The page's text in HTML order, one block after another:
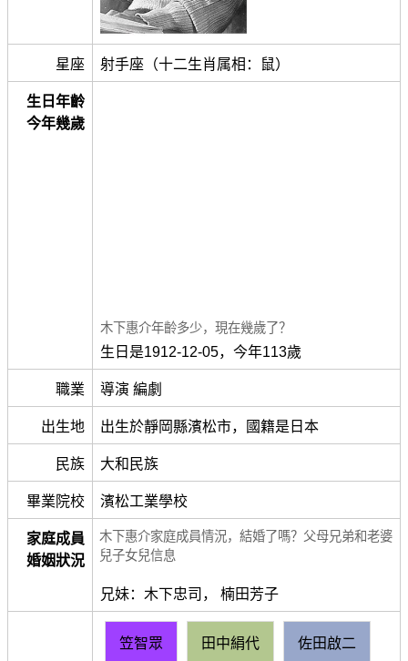
星座 射手座（十二生肖属相：鼠）
生日年齡
今年幾歲
木下惠介年齡多少，現在幾歲了？
生日是1912-12-05，今年113歲
職業 導演 編劇
出生地 出生於靜岡縣濱松市，國籍是日本
民族 大和民族
畢業院校 濱松工業學校
家庭成員
婚姻狀況
木下惠介家庭成員情況，結婚了嗎？父母兄弟和老婆
兒子女兒信息
兄妹：木下忠司， 楠田芳子
笠智眾 田中絹代 佐田啟二